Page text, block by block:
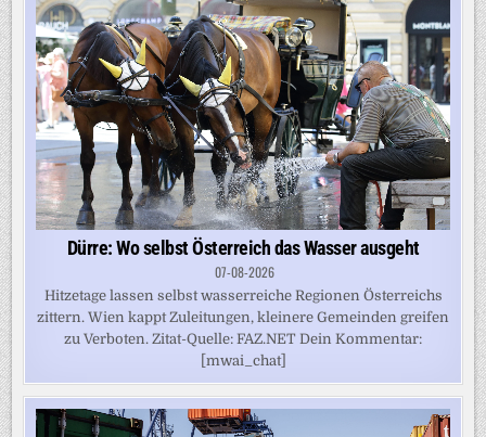
Dürre: Wo selbst Österreich das Wasser ausgeht
07-08-2026
Hitzetage lassen selbst wasserreiche Regionen Österreichs
zittern. Wien kappt Zuleitungen, kleinere Gemeinden greifen
zu Verboten. Zitat-Quelle: FAZ.NET Dein Kommentar:
[mwai_chat]